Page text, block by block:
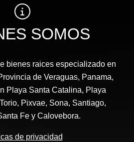
SOMOS
bienes raices especializado en
de Veraguas, Panama,
Playa Santa Catalina, Playa
Pixvae, Sona, Santiago,
Fe y Calovebora.
de privacidad